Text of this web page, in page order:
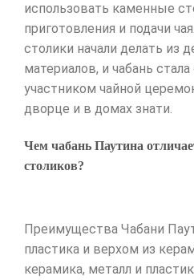
использовать каменные
приготовления и подачи
столики начали делать из
материалов, и чабань
участником чайной
дворце и в домах знати.
Чем чабань Паутина
столиков?
Преимущества Чабани
пластика и верхом из
керамика, металл и